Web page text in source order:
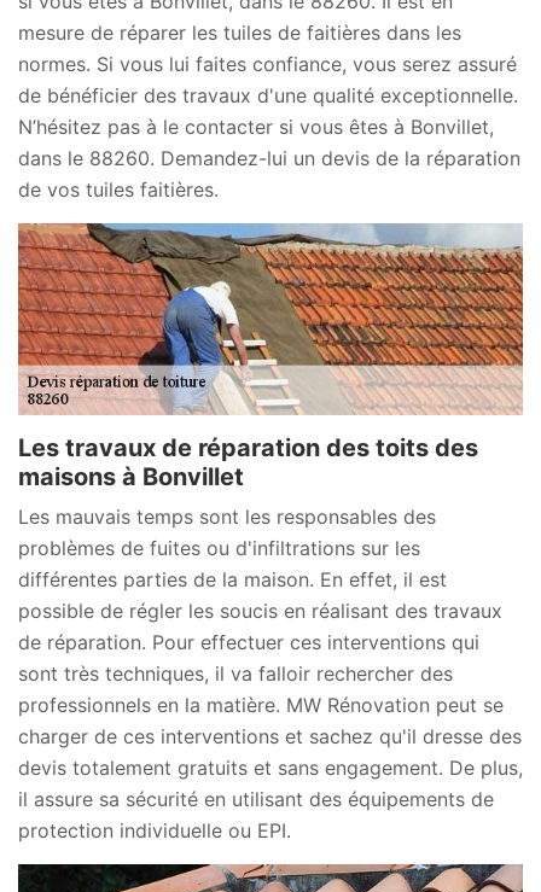
mesure de réparer les tuiles de faitières dans les
normes. Si vous lui faites confiance, vous serez assuré
de bénéficier des travaux d'une qualité exceptionnelle.
N’hésitez pas à le contacter si vous êtes à Bonvillet,
dans le 88260. Demandez-lui un devis de la réparation
de vos tuiles faitières.
Les travaux de réparation des toits des
maisons à Bonvillet
Les mauvais temps sont les responsables des
problèmes de fuites ou d'infiltrations sur les
différentes parties de la maison. En effet, il est
possible de régler les soucis en réalisant des travaux
de réparation. Pour effectuer ces interventions qui
sont très techniques, il va falloir rechercher des
professionnels en la matière. MW Rénovation peut se
charger de ces interventions et sachez qu'il dresse des
devis totalement gratuits et sans engagement. De plus,
il assure sa sécurité en utilisant des équipements de
protection individuelle ou EPI.